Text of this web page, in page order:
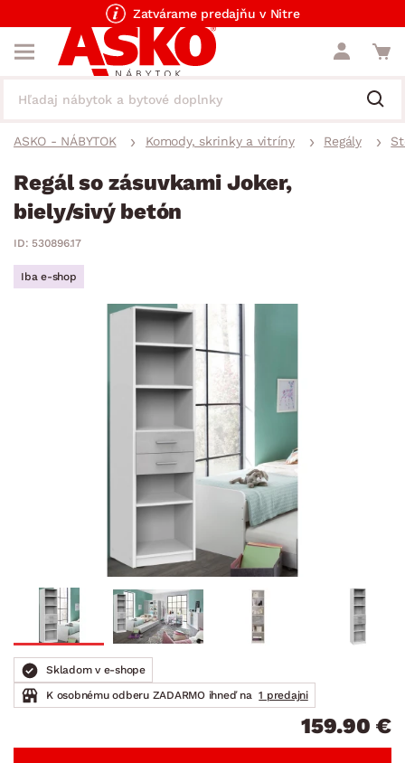
Zatvárame predajňu v Nitre
ASKO - NÁBYTOK Komody, skrinky a vitríny Regály
Regál so zásuvkami Joker,
biely/sivý betón
ID: 530896.17
Iba e-shop
Skladom v e-shope
K osobnému odberu ZADARMO ihneď na 1 predajni
159.90 €